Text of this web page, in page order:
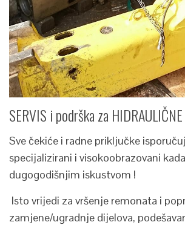
SERVIS i podrška za
Sve čekiće i radne priključke
specijalizirani i visokoobrazovani
dugogodišnjim iskustvom !
Isto vrijedi za vršenje remonata i
zamjene/ugradnje dijelova,